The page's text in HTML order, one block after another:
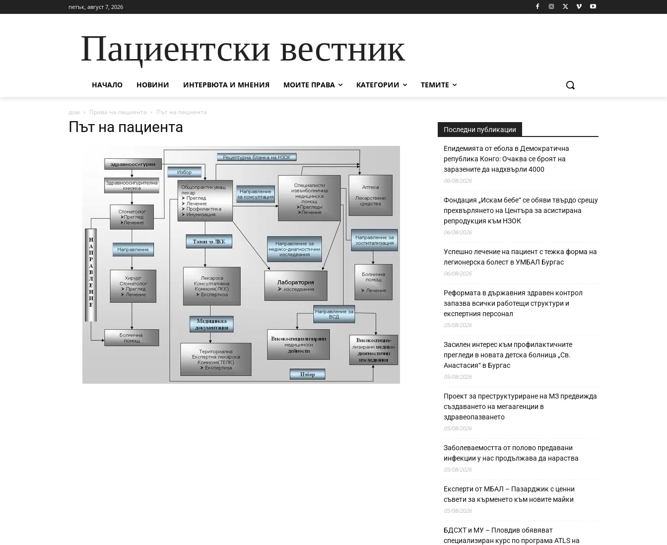
петък, август 7, 2026
Пациентски вестник
НАЧАЛО НОВИНИ ИНТЕРВЮТА И МНЕНИЯ МОИТЕ ПРАВА КАТЕГОРИИ ТЕМИТЕ
дом Права на пациента Път на пациента
Път на пациента Последни публикации
Епидемията от ебола в Демократична
република Конго: Очаква се броят на
заразените да надхвърли 4000
06/08/2026
Фондация „Искам бебе“ се обяви твърдо срещу
прехвърлянето на Центъра за асистирана
репродукция към НЗОК
06/08/2026
Успешно лечение на пациент с тежка форма на
легионерска болест в УМБАЛ Бургас
06/08/2026
Реформата в държавния здравен контрол
запазва всички работещи структури и
експертния персонал
05/08/2026
Засилен интерес към профилактичните
прегледи в новата детска болница „Св.
Анастасия“ в Бургас
05/08/2026
Проект за преструктуриране на МЗ предвижда
създаването на мегаагенции в
здравеопазването
05/08/2026
Заболеваемостта от полово предавани
инфекции у нас продължава да нараства
05/08/2026
Експерти от МБАЛ – Пазарджик с ценни
съвети за кърменето към новите майки
05/08/2026
БДСХТ и МУ – Пловдив обявяват
специализиран курс по програма ATLS на